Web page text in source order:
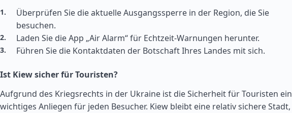
Überprüfen Sie die aktuelle Ausgangssperre in der Region, die Sie
besuchen.
Laden Sie die App „Air Alarm“ für Echtzeit-Warnungen herunter.
Führen Sie die Kontaktdaten der Botschaft Ihres Landes mit sich.
Ist Kiew sicher für Touristen?
Aufgrund des Kriegsrechts in der Ukraine ist die Sicherheit für Touristen ein
wichtiges Anliegen für jeden Besucher. Kiew bleibt eine relativ sichere Stadt,